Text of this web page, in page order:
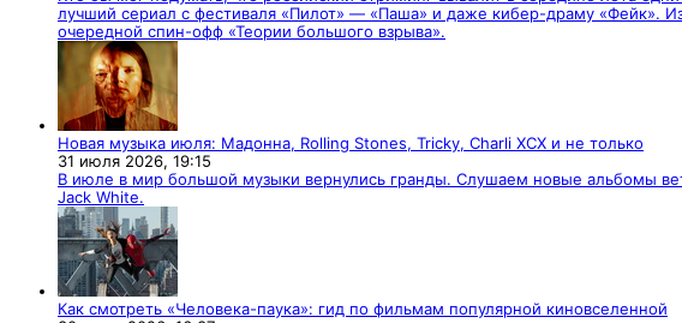
лучший сериал с фестиваля «Пилот» — «Паша» и даже кибер-драму «Фейк».
очередной спин-офф «Теории большого взрыва».
Новая музыка июля: Мадонна, Rolling Stones, Tricky, Charli XCX и не только
31 июля 2026, 19:15
В июле в мир большой музыки вернулись гранды. Слушаем новые альбомы
Jack White.
Как смотреть «Человека-паука»: гид по фильмам популярной киновселенной